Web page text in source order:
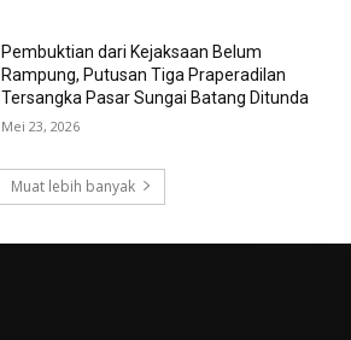
Pembuktian dari Kejaksaan Belum
Rampung, Putusan Tiga Praperadilan
Tersangka Pasar Sungai Batang Ditunda
Mei 23, 2026
Muat lebih banyak